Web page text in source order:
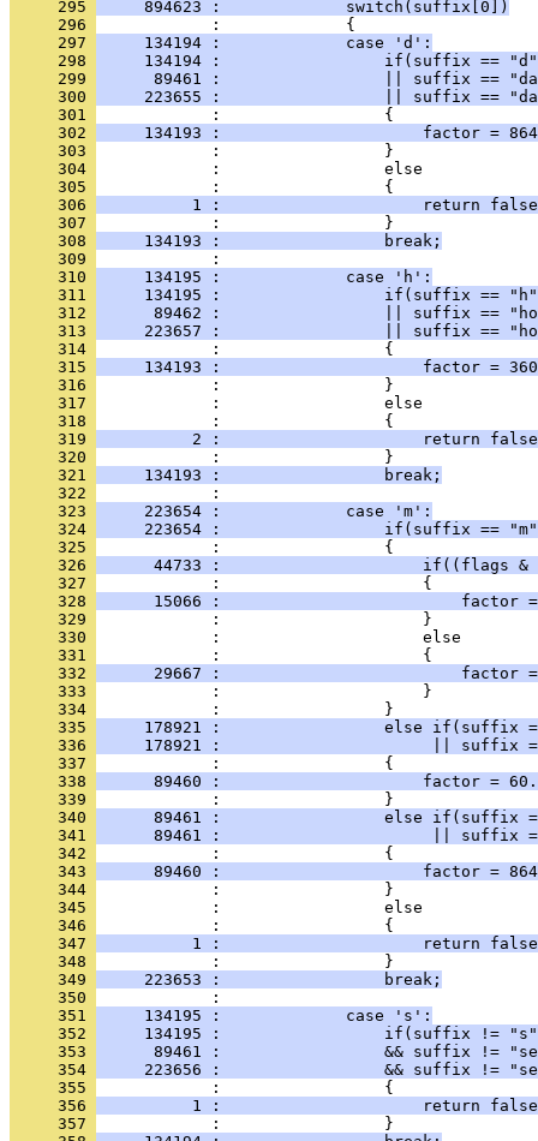
     295
     894623 :             switch(suffix[0])
     296
            :             {
     297
     134194 :             case 'd':
     298
     134194 :                 if(suffix == "d"
     299
89461 :                 || suffix ==
     300
223655 :                 || suffix ==
     301
            :                 {
     302
134193 :                     factor =
     303
            :                 }
     304
            :                 else
     305
            :                 {
     306
1 :                     return
     307
            :                 }
     308
     134193 :                 break;
     309
            :
     310
     134195 :             case 'h':
     311
     134195 :                 if(suffix == "h"
     312
89462 :                 || suffix ==
     313
223657 :                 || suffix ==
     314
            :                 {
     315
134193 :                     factor =
     316
            :                 }
     317
            :                 else
     318
            :                 {
     319
2 :                     return
     320
            :                 }
     321
     134193 :                 break;
     322
            :
     323
     223654 :             case 'm':
     324
223654 :                 if(suffix ==
     325
            :                 {
     326
44733 :                     if((flags
     327
            :                     {
     328
15066 :                         factor
     329
            :                     }
     330
            :                     else
     331
            :                     {
     332
29667 :                         factor
     333
            :                     }
     334
            :                 }
     335
178921 :                 else if(suffix
     336
178921 :                      || suffix
     337
            :                 {
     338
89460 :                     factor =
     339
            :                 }
     340
89461 :                 else if(suffix
     341
89461 :                      || suffix
     342
            :                 {
     343
89460 :                     factor =
     344
            :                 }
     345
            :                 else
     346
            :                 {
     347
1 :                     return
     348
            :                 }
     349
     223653 :                 break;
     350
            :
     351
     134195 :             case 's':
     352
     134195 :                 if(suffix != "s"
     353
89461 :                 && suffix !=
     354
223656 :                 && suffix !=
     355
            :                 {
     356
1 :                     return
     357
            :                 }